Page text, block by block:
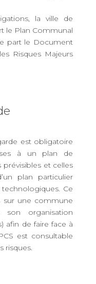
la ville de
le Plan Communal
part le Document
Risques Majeurs
est obligatoire
à un plan de
prévisibles et celles
plan particulier
Ce
sur une commune
organisation
afin de faire face à
est consultable
risques.